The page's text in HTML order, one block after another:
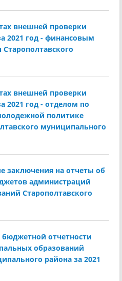
внешней проверки
2021 год - финансовым
внешней проверки
2021 год - отделом по
политике
муниципального
заключения на отчеты об
администраций
Старополтавского
отчетности
образований
района за 2021